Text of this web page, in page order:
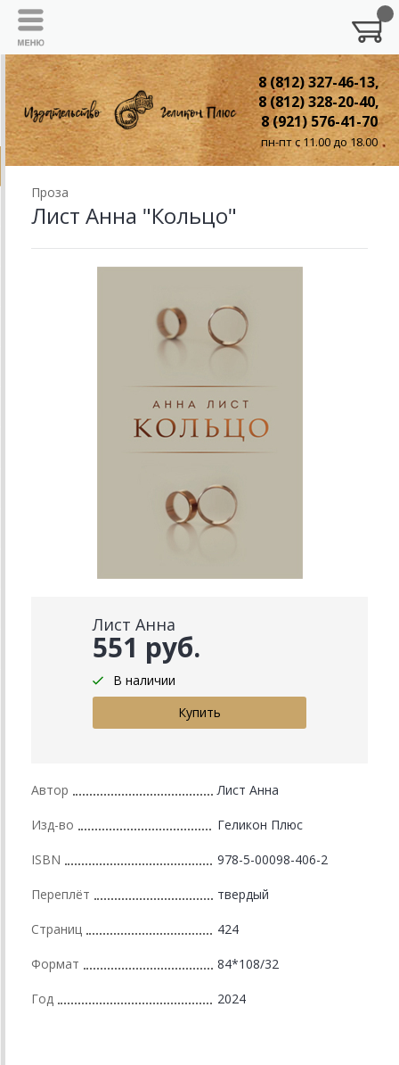
8 (812) 327-46-13,
8 (812) 328-20-40,
8 (921) 576-41-70
пн-пт с 11.00 до 18.00
Проза
Лист Анна "Кольцо"
Лист Анна
551 руб.
В наличии
Автор Лист Анна
Изд-во Геликон Плюс
ISBN 978-5-00098-406-2
Переплёт твердый
Страниц 424
Формат 84*108/32
Год 2024